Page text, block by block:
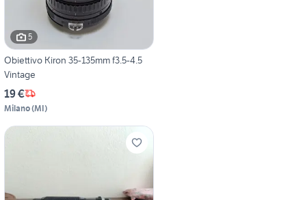
5
Obiettivo Kiron 35-135mm f3.5-4.5
Vintage
19 €
Milano(MI)